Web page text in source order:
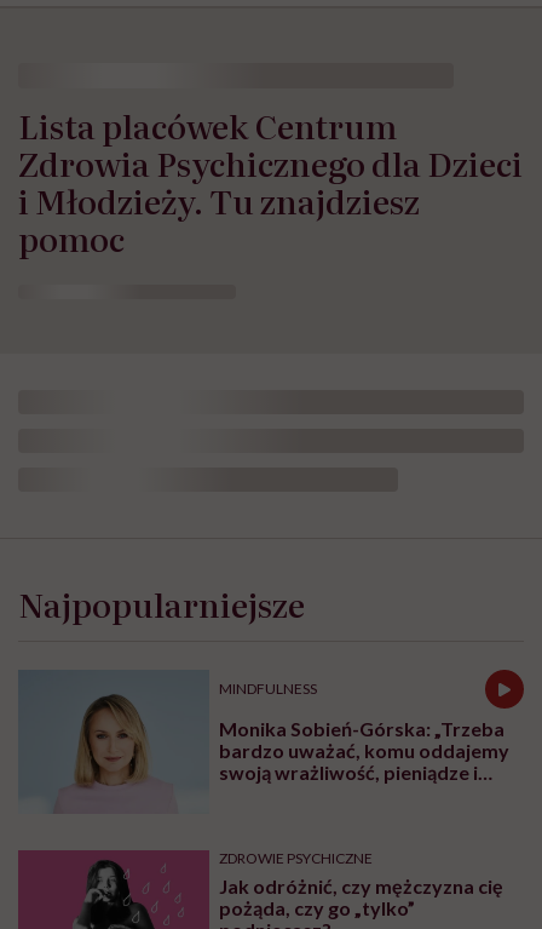
Lista placówek Centrum
Zdrowia Psychicznego dla Dzieci
i Młodzieży. Tu znajdziesz
pomoc
Fot. New Africa, AdobeStock
W naszej Krótkiej Instrukcji. O Atakach
różnych rodzajów ośrodków i placówek, do
których dziecko lub nastolatek może zgłosić